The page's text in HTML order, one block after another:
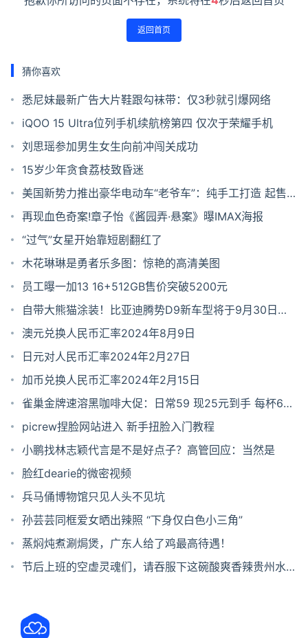
返回首页
猜你喜欢
悉尼妹最新广告大片鞋跟勾袜带：仅3秒就引爆网络
iQOO 15 Ultra位列手机续航榜第四 仅次于荣耀手机
刘思瑶参加男生女生向前冲闯关成功
15岁少年贪食荔枝致昏迷
美国新势力推出豪华电动车“老爷车”：纯手工打造 起售
价395万元
再现血色奇案!章子怡《酱园弄·悬案》曝IMAX海报
“过气”女星开始靠短剧翻红了
木花琳琳是勇者乐多图：惊艳的高清美图
员工曝一加13 16+512GB售价突破5200元
自带大熊猫涂装！比亚迪腾势D9新车型将于9月30日发
布
澳元兑换人民币汇率2024年8月9日
日元对人民币汇率2024年2月27日
加币兑换人民币汇率2024年2月15日
雀巢金牌速溶黑咖啡大促：日常59 现25元到手 每杯6毛
钱
picrew捏脸网站进入 新手扭脸入门教程
小鹏找林志颖代言是不是好点子？高管回应：当然是
脸红dearie的微密视频
兵马俑博物馆只见人头不见坑
孙芸芸同框爱女晒出辣照 “下身仅白色小三角”
蒸焖炖煮涮焗煲，广东人给了鸡最高待遇！
节后上班的空虚灵魂们，请吞服下这碗酸爽香辣贵州水城